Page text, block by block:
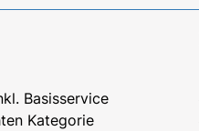
Basisservice
Kategorie